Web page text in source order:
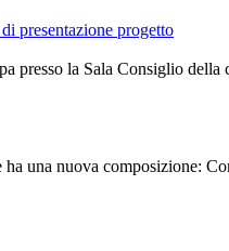
presentazione progetto
presso la Sala Consiglio
una nuova composizione: